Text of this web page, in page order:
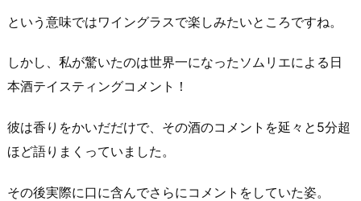
という意味ではワイングラスで楽しみたいところですね。
しかし、私が驚いたのは世界一になったソムリエによる日
本酒テイスティングコメント！
彼は香りをかいだだけで、その酒のコメントを延々と5分超
ほど語りまくっていました。
その後実際に口に含んでさらにコメントをしていた姿。